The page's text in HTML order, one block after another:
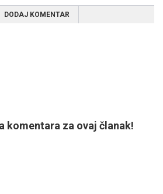
DODAJ KOMENTAR
komentara za ovaj članak!